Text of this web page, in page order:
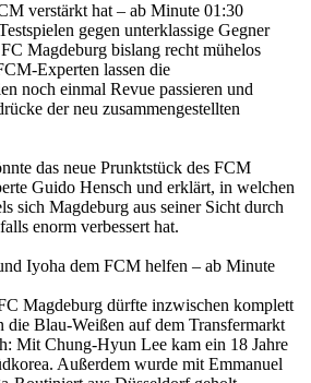
verstärkt hat – ab Minute 01:30
gegen unterklassige Gegner
Magdeburg bislang recht mühelos
Experten lassen die
noch einmal Revue passieren und
der neu zusammengestellten
das neue Prunktstück des FCM
Guido Hensch und erklärt, in welchen
sich Magdeburg aus seiner Sicht durch
enorm verbessert hat.
Iyoha dem FCM helfen – ab Minute
Magdeburg dürfte inzwischen komplett
die Blau-Weißen auf dem Transfermarkt
Mit Chung-Hyun Lee kam ein 18 Jahre
Außerdem wurde mit Emmanuel